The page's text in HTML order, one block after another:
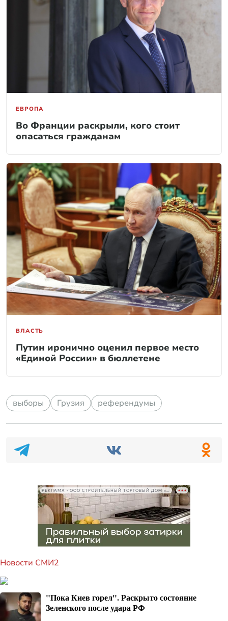
ЕВРОПА
Во Франции раскрыли, кого стоит
опасаться гражданам
ВЛАСТЬ
Путин иронично оценил первое место
«Единой России» в бюллетене
выборы Грузия референдумы
РЕКЛАМА • ООО СТРОИТЕЛЬНЫЙ ТОРГОВЫЙ ДОМ «ПЕТРОВИЧ», ИНН 7802348846
Новости СМИ2
"Пока Киев горел". Раскрыто состояние
Зеленского после удара РФ